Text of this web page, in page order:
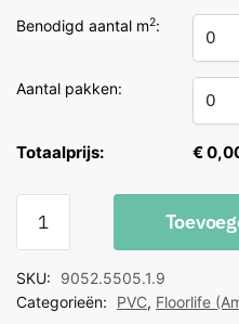
Benodigd aantal m2:
Aantal pakken:
Totaalprijs: €
PVC
Light
Grey
SKU:
9052.5505.1.9
Categorieën:
PVC, Floorlife